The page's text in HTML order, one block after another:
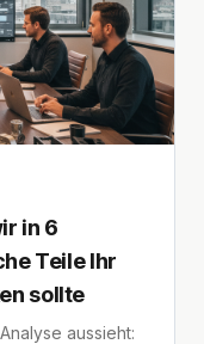
in 6
Teile Ihr
sollte
aussieht: